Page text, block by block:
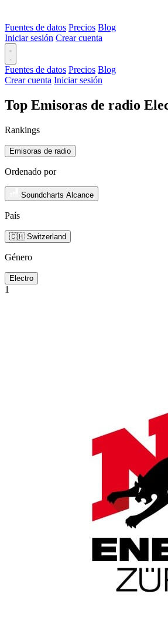
Fuentes de datos Precios Blog
Iniciar sesión Crear cuenta
Fuentes de datos Precios Blog
Crear cuenta Iniciar sesión
Top Emisoras de radio
Rankings
Emisoras de radio
Ordenado por
Soundcharts Alcance
País
🇨🇭 Switzerland
Género
Electro
1